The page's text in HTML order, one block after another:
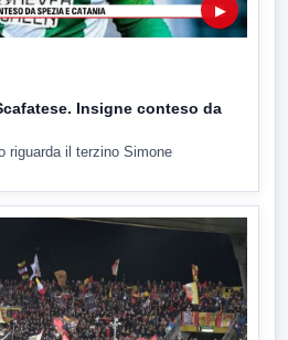
▶
Insigne conteso da
riguarda il terzino Simone